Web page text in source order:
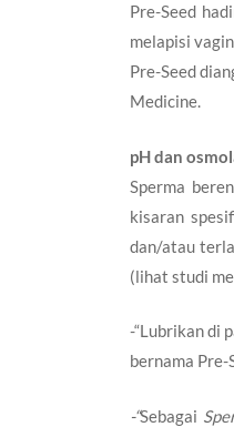
Pre-Seed
melapisi
Pre-Seed
Medicine.
pH dan
Sperma
kisaran
dan/atau
(lihat studi
-“Lubrikan di
bernama Pre-
-“Sebagai